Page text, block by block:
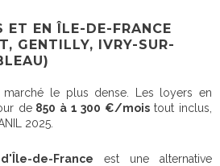
ET EN ÎLE-DE-FRANCE
GENTILLY, IVRY-SUR-
marché le plus dense. Les loyers en
de850 à 1 300 €/moistout inclus,
2025.
de-France est une alternative